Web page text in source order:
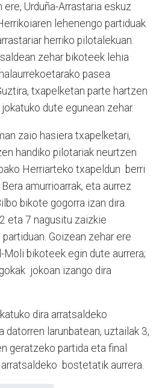
Urduña-Arrastaria eskuz
lehenengo partiduak
herriko pilotalekuan.
zehar bikoteek lehia
pasea
txapelketan parte hartzen
dute egunean zehar.
zaio hasiera txapelketari,
handiko pilotariak neurtzen
Herriarteko txapeldun berri
amurrioarrak, eta aurrez
bikote gogorra izan dira.
eta 7 nagusitu zaizkie
Goizean zehar ere
bikoteek egin dute aurrera;
jokoan izango dira
dira arratsaldeko
datorren larunbatean, uztailak 3,
geratzeko partida eta final
bostetatik aurrera.